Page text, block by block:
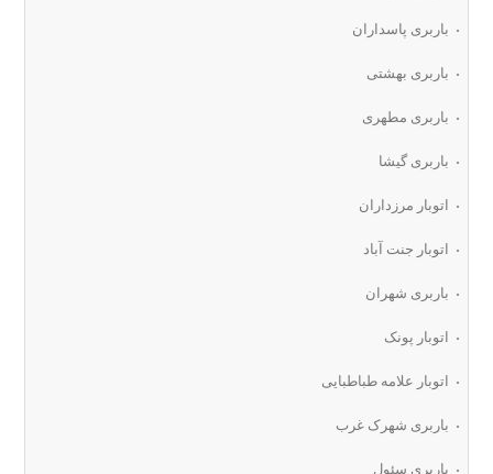
باربری پاسداران
باربری بهشتی
باربری مطهری
باربری گیشا
اتوبار مرزداران
اتوبار جنت آباد
باربری شهران
اتوبار پونک
اتوبار علامه طباطبایی
باربری شهرک غرب
باربری سئول